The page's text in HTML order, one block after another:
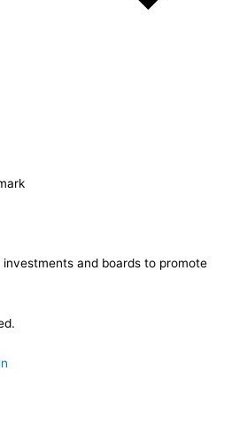
and boards to promote